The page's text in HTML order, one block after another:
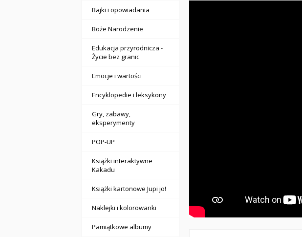
Bajki i opowiadania
Boże Narodzenie
Edukacja przyrodnicza -
Życie bez granic
Emocje i wartości
Encyklopedie i leksykony
Gry, zabawy,
eksperymenty
POP-UP
Książki interaktywne
Kakadu
Książki kartonowe Jupi jo!
Naklejki i kolorowanki
Pamiątkowe albumy